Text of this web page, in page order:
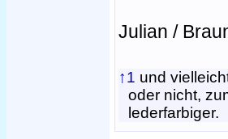
Julian /
↑1 und
oder nicht,
lederfarbiger.